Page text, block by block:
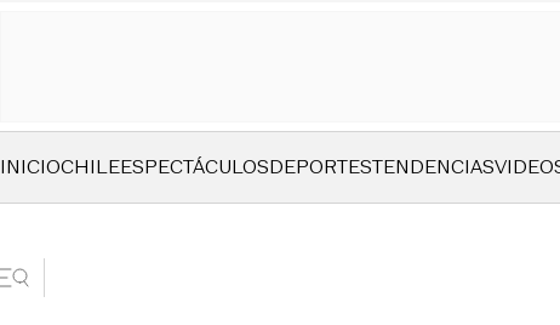
INICIOCHILEESPECTÁCULOSDEPORTESTENDENCIAS